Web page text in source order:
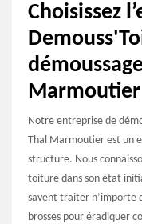
Choisissez
Marmoutier
Notre entreprise de
Thal Marmoutier est un
structure. Nous
toiture dans son état
savent traiter n’importe
brosses pour éradiquer